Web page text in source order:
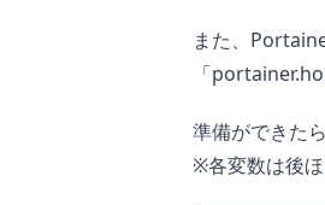
また、
「
準備ができた
※各変数は後